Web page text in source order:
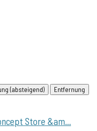
(absteigend)
Entfernung
Store &am...